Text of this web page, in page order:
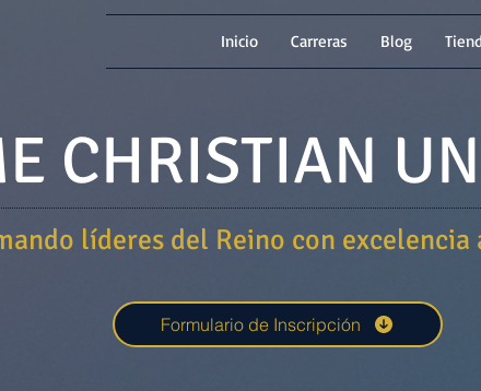
Inicio Carreras Blog
CHRISTIAN
líderes del Reino con excelencia
Formulario de Inscripción